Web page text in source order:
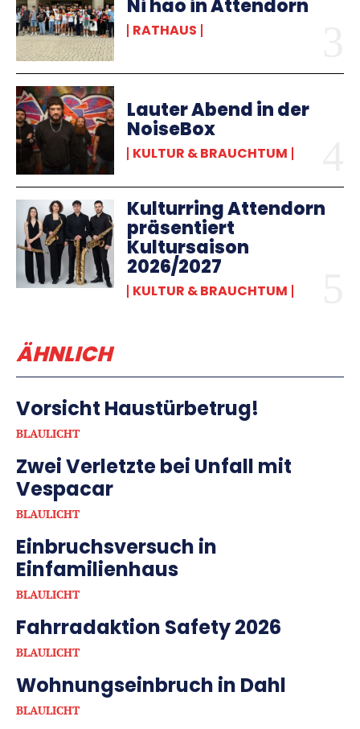
Ni hao in Attendorn
RATHAUS
Lauter Abend in der
NoiseBox
KULTUR & BRAUCHTUM
Kulturring Attendorn
präsentiert
Kultursaison
2026/2027
KULTUR & BRAUCHTUM
ÄHNLICH
Vorsicht Haustürbetrug!
BLAULICHT
Zwei Verletzte bei Unfall mit
Vespacar
BLAULICHT
Einbruchsversuch in
Einfamilienhaus
BLAULICHT
Fahrradaktion Safety 2026
BLAULICHT
Wohnungseinbruch in Dahl
BLAULICHT